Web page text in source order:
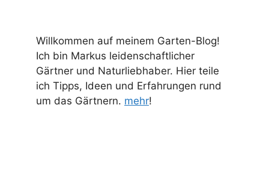
Willkommen auf meinem Garten-Blog!
Ich bin Markus leidenschaftlicher
Gärtner und Naturliebhaber. Hier teile
ich Tipps, Ideen und Erfahrungen rund
um das Gärtnern. mehr!